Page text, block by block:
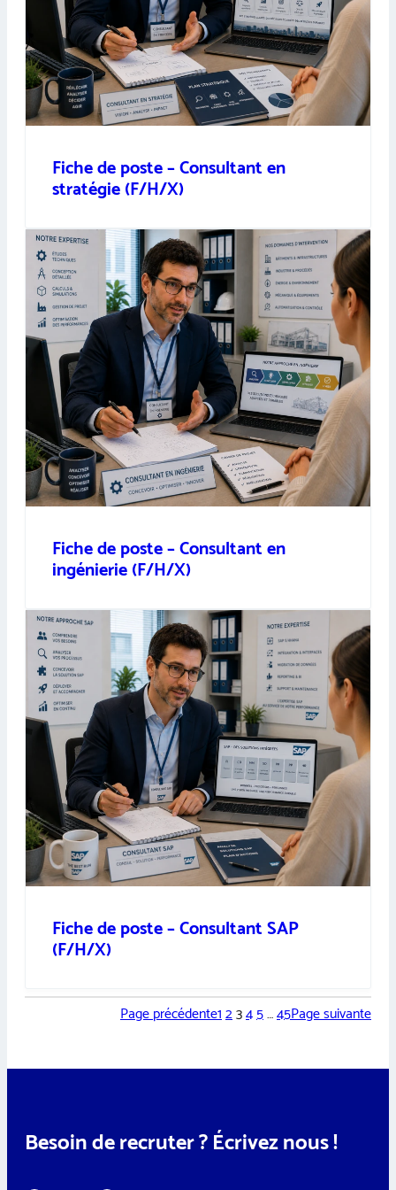
Fiche de poste – Consultant en
stratégie (F/H/X)
Fiche de poste – Consultant en
ingénierie (F/H/X)
Fiche de poste – Consultant SAP
(F/H/X)
Page précédente12345…45Page suivante
Besoin de recruter ? Écrivez nous !